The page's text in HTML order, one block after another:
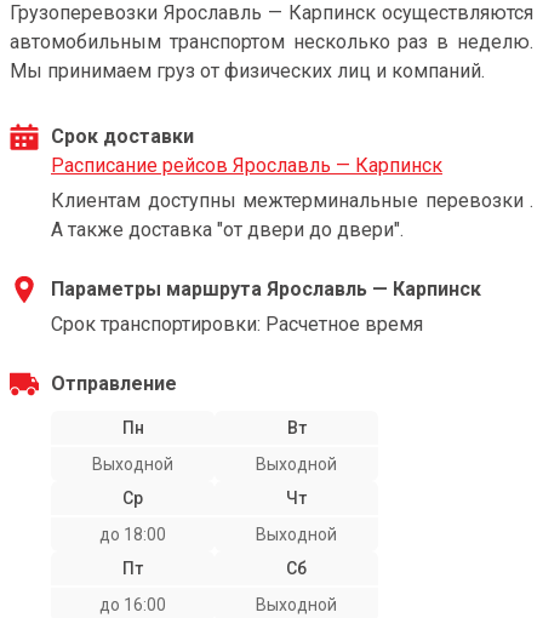
Грузоперевозки Ярославль — Карпинск осуществляются
автомобильным транспортом несколько раз в неделю.
Мы принимаем груз от физических лиц и компаний.
Срок доставки
Расписание рейсов Ярославль — Карпинск
Клиентам доступны межтерминальные перевозки .
А также доставка "от двери до двери".
Параметры маршрута Ярославль — Карпинск
Срок транспортировки: Расчетное время
Отправление
Пн
Выходной
Вт
Выходной
Ср
до 18:00
Чт
Выходной
Пт
до 16:00
Сб
Выходной